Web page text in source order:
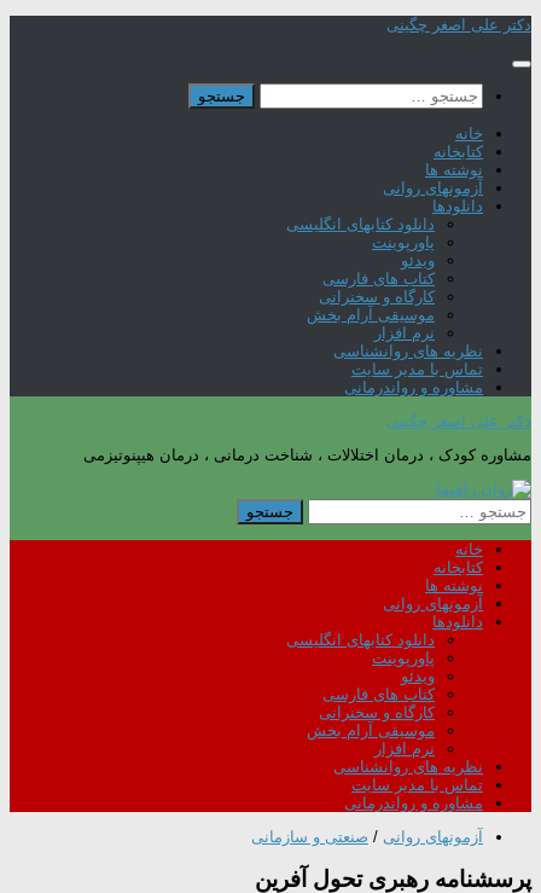
Skip
content
دکتر علی اصغر چگینی
جستجو
برای:
خانه
کتابخانه
نوشته ها
آزمونهای روانی
دانلودها
دانلود کتابهای انگلیسی
پاورپوینت
ویدئو
کتاب های فارسی
کارگاه و سخنرانی
موسیقی آرام بخش
نرم افزار
نظریه های روانشناسی
تماس با مدیر سایت
مشاوره و رواندرمانی
دکتر علی اصغر چگینی
مشاوره کودک ، درمان اختلالات ، شناخت درمانی ، درمان هیپنوتیزمی
جستجو
برای:
خانه
کتابخانه
نوشته ها
آزمونهای روانی
دانلودها
دانلود کتابهای انگلیسی
پاورپوینت
ویدئو
کتاب های فارسی
کارگاه و سخنرانی
موسیقی آرام بخش
نرم افزار
نظریه های روانشناسی
تماس با مدیر سایت
مشاوره و رواندرمانی
آزمونهای روانی / صنعتی و سازمانی
پرسشنامه رهبری تحول آفرین